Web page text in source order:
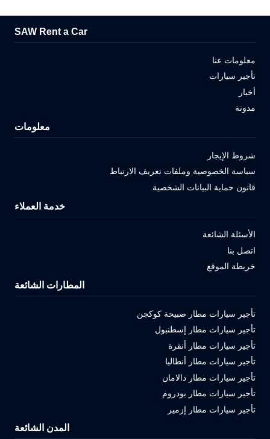
SAW Rent a Car
معلومات عنا
تأجير سيارات
أخبار
مدونة
معلومات
شروط الإيجار
سياسة الخصوصية وملفات تعريف الارتباط
قانون حماية البيانات الشخصية
خدمة العملاء
الأسئلة الشائعة
اتصل بنا
خريطة الموقع
المطارات الشائعة
تأجير سيارات مطار صبيحة كوكجن
تأجير سيارات مطار إسطنبول
تأجير سيارات مطار أنقرة
تأجير سيارات مطار أنطاليا
تأجير سيارات مطار دالامان
تأجير سيارات مطار بودروم
تأجير سيارات مطار إزمير
المدن الشائعة